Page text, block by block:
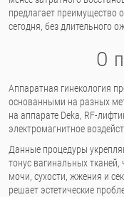
предлагает преимущество
сегодня, без длительного
О
Аппаратная гинекология
основанными на разных
на аппарате Deka, RF-
электромагнитное
Данные процедуры
тонус вагинальных
мочи, сухости, жжения и
решает эстетические